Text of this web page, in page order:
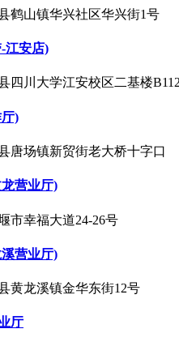
鹤山镇华兴社区华兴街1号
江安店)
四川大学江安校区二基楼
)
唐场镇新贸街老大桥十字口
营业厅)
市幸福大道24-26号
营业厅)
黄龙溪镇金华东街12号
厅